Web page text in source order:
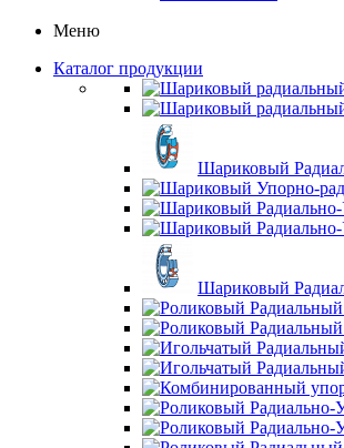
Меню
Каталог продукции
Шариковый
Шариковый